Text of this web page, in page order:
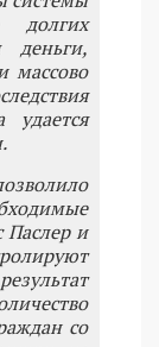
долгих
деньги,
массово
удается
Паслер и
со